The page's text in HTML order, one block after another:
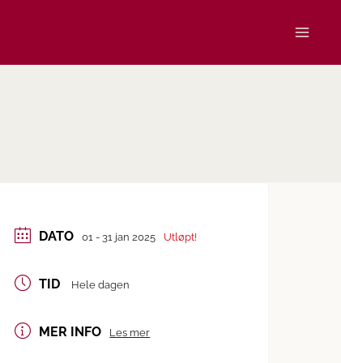
DATO 01 - 31 jan 2025 Utløpt!
TID Hele dagen
MER INFO Les mer